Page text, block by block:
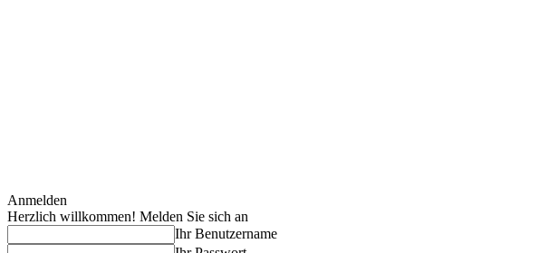
Anmelden
Herzlich willkommen! Melden Sie sich an
Ihr Benutzername